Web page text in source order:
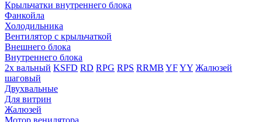
Крыльчатки внутреннего блока
Фанкойла
Холодильника
Вентилятор с крыльчаткой
Внешнего блока
Внутреннего блока
2х вальный KSFD RD RPG RPS RRMB YFYY Жалюзей
шаговый
Двухвальные
Для витрин
Жалюзей
Мотор венилятора